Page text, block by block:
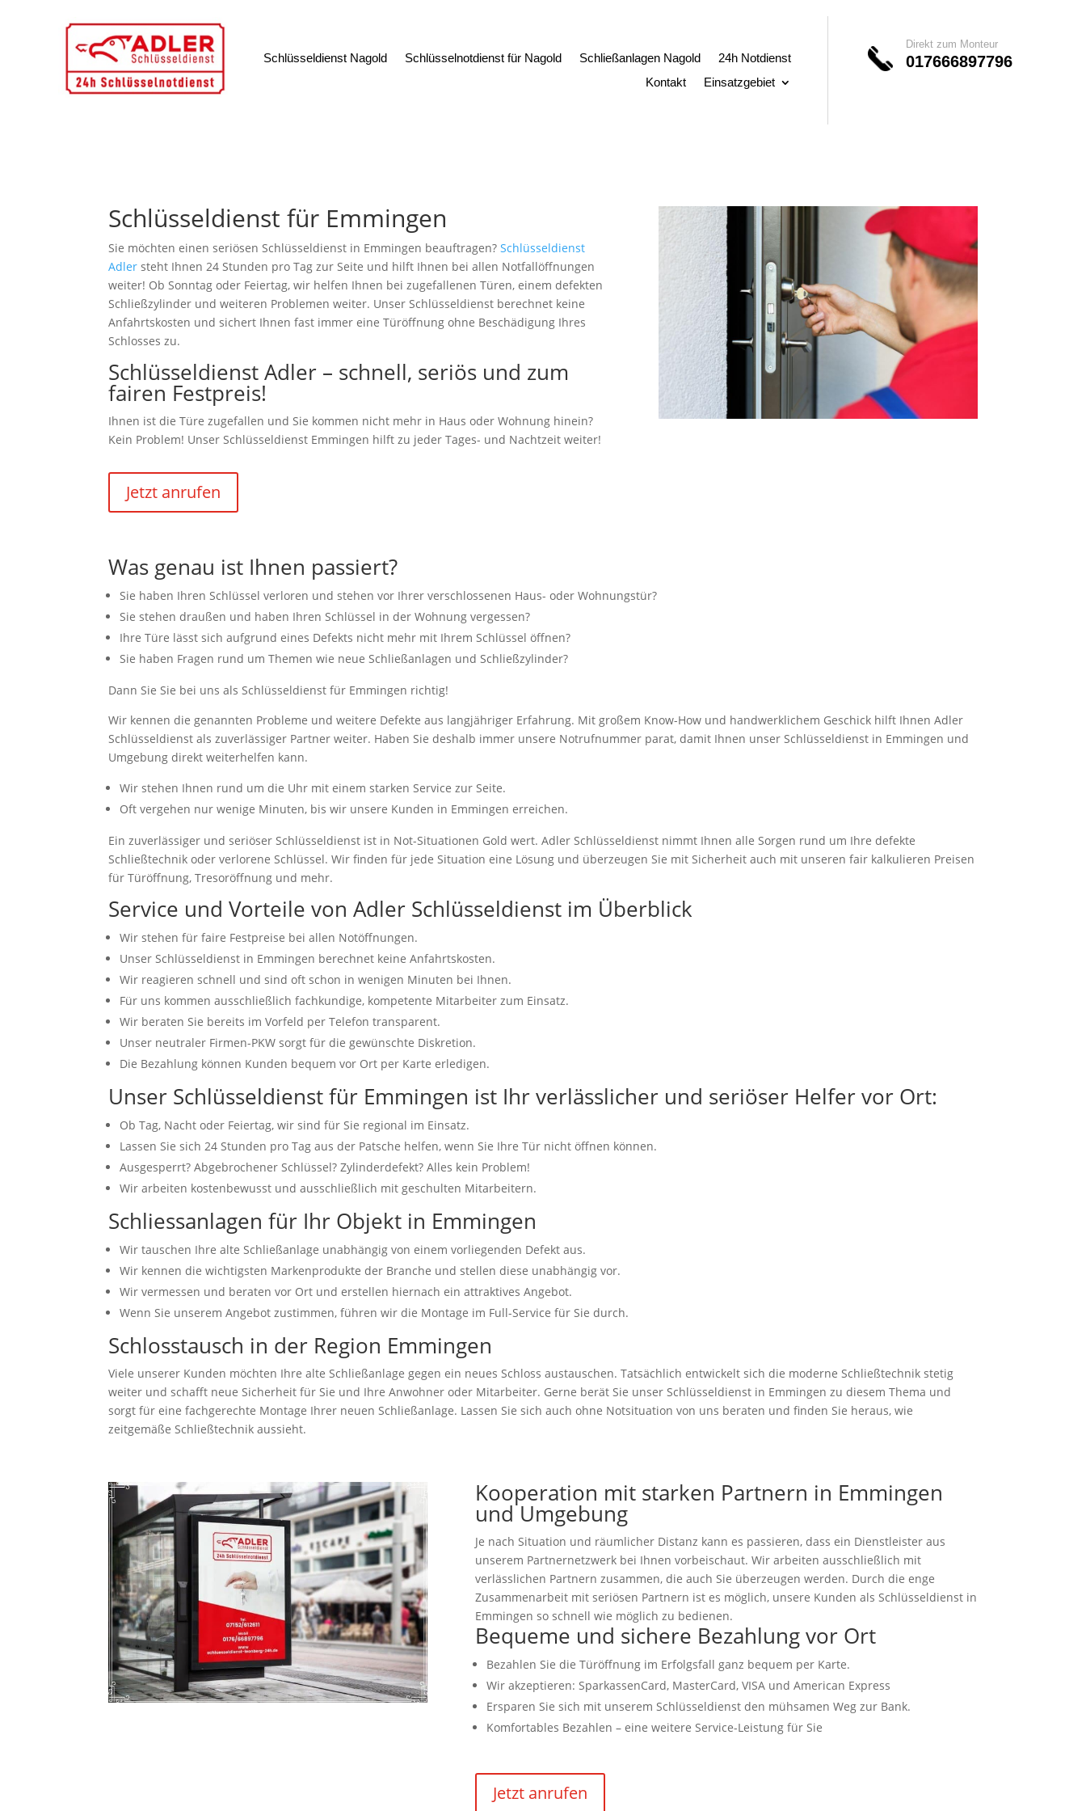
Schlüsseldienst Nagold Schlüsselnotdienst für Nagold Schließanlagen Nagold
24h Notdienst
Kontakt
Einsatzgebiet
Direkt zum Monteur
017666897796
Schlüsseldienst für Emmingen
Sie möchten einen seriösen Schlüsseldienst in Emmingen beauftragen?Schlüsseldienst
Adler steht Ihnen 24 Stunden pro Tag zur Seite und hilft Ihnen bei allen Notfallöffnungen
weiter! Ob Sonntag oder Feiertag, wir helfen Ihnen bei zugefallenen Türen, einem defekten
Schließzylinder und weiteren Problemen weiter. Unser Schlüsseldienst berechnet keine
Anfahrtskosten und sichert Ihnen fast immer eine Türöffnung ohne Beschädigung Ihres
Schlosses zu.
Schlüsseldienst Adler – schnell, seriös und zum
fairen Festpreis!
Ihnen ist die Türe zugefallen und Sie kommen nicht mehr in Haus oder Wohnung hinein?
Kein Problem! Unser Schlüsseldienst Emmingen hilft zu jeder Tages- und Nachtzeit weiter!
Jetzt anrufen
Was genau ist Ihnen passiert?
Sie haben Ihren Schlüssel verloren und stehen vor Ihrer verschlossenen Haus- oder Wohnungstür?
Sie stehen draußen und haben Ihren Schlüssel in der Wohnung vergessen?
Ihre Türe lässt sich aufgrund eines Defekts nicht mehr mit Ihrem Schlüssel öffnen?
Sie haben Fragen rund um Themen wie neue Schließanlagen und Schließzylinder?
Dann Sie Sie bei uns als Schlüsseldienst für Emmingen richtig!
Wir kennen die genannten Probleme und weitere Defekte aus langjähriger Erfahrung. Mit großem Know-How und handwerklichem Geschick hilft Ihnen Adler
Schlüsseldienst als zuverlässiger Partner weiter. Haben Sie deshalb immer unsere Notrufnummer parat, damit Ihnen unser Schlüsseldienst in Emmingen und
Umgebung direkt weiterhelfen kann.
Wir stehen Ihnen rund um die Uhr mit einem starken Service zur Seite.
Oft vergehen nur wenige Minuten, bis wir unsere Kunden in Emmingen erreichen.
Ein zuverlässiger und seriöser Schlüsseldienst ist in Not-Situationen Gold wert. Adler Schlüsseldienst nimmt Ihnen alle Sorgen rund um Ihre defekte
Schließtechnik oder verlorene Schlüssel. Wir finden für jede Situation eine Lösung und überzeugen Sie mit Sicherheit auch mit unseren fair kalkulieren Preisen
für Türöffnung, Tresoröffnung und mehr.
Service und Vorteile von Adler Schlüsseldienst im Überblick
Wir stehen für faire Festpreise bei allen Notöffnungen.
Unser Schlüsseldienst in Emmingen berechnet keine Anfahrtskosten.
Wir reagieren schnell und sind oft schon in wenigen Minuten bei Ihnen.
Für uns kommen ausschließlich fachkundige, kompetente Mitarbeiter zum Einsatz.
Wir beraten Sie bereits im Vorfeld per Telefon transparent.
Unser neutraler Firmen-PKW sorgt für die gewünschte Diskretion.
Die Bezahlung können Kunden bequem vor Ort per Karte erledigen.
Unser Schlüsseldienst für Emmingen ist Ihr verlässlicher und seriöser Helfer vor Ort:
Ob Tag, Nacht oder Feiertag, wir sind für Sie regional im Einsatz.
Lassen Sie sich 24 Stunden pro Tag aus der Patsche helfen, wenn Sie Ihre Tür nicht öffnen können.
Ausgesperrt? Abgebrochener Schlüssel? Zylinderdefekt? Alles kein Problem!
Wir arbeiten kostenbewusst und ausschließlich mit geschulten Mitarbeitern.
Schliessanlagen für Ihr Objekt in Emmingen
Wir tauschen Ihre alte Schließanlage unabhängig von einem vorliegenden Defekt aus.
Wir kennen die wichtigsten Markenprodukte der Branche und stellen diese unabhängig vor.
Wir vermessen und beraten vor Ort und erstellen hiernach ein attraktives Angebot.
Wenn Sie unserem Angebot zustimmen, führen wir die Montage im Full-Service für Sie durch.
Schlosstausch in der Region Emmingen
Viele unserer Kunden möchten Ihre alte Schließanlage gegen ein neues Schloss austauschen. Tatsächlich entwickelt sich die moderne Schließtechnik stetig
weiter und schafft neue Sicherheit für Sie und Ihre Anwohner oder Mitarbeiter. Gerne berät Sie unser Schlüsseldienst in Emmingen zu diesem Thema und
sorgt für eine fachgerechte Montage Ihrer neuen Schließanlage. Lassen Sie sich auch ohne Notsituation von uns beraten und finden Sie heraus, wie
zeitgemäße Schließtechnik aussieht.
Kooperation mit starken Partnern in Emmingen
und Umgebung
Je nach Situation und räumlicher Distanz kann es passieren, dass ein Dienstleister aus
unserem Partnernetzwerk bei Ihnen vorbeischaut. Wir arbeiten ausschließlich mit
verlässlichen Partnern zusammen, die auch Sie überzeugen werden. Durch die enge
Zusammenarbeit mit seriösen Partnern ist es möglich, unsere Kunden als Schlüsseldienst in
Emmingen so schnell wie möglich zu bedienen.
Bequeme und sichere Bezahlung vor Ort
Bezahlen Sie die Türöffnung im Erfolgsfall ganz bequem per Karte.
Wir akzeptieren: SparkassenCard, MasterCard, VISA und American Express
Ersparen Sie sich mit unserem Schlüsseldienst den mühsamen Weg zur Bank.
Komfortables Bezahlen – eine weitere Service-Leistung für Sie
Jetzt anrufen